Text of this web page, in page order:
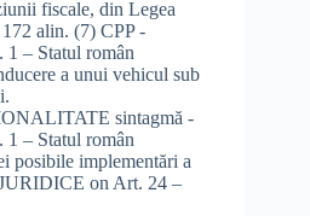
fiscale, din Legea
alin. (7) CPP -
1 – Statul român
a unui vehicul sub
sintagmă -
1 – Statul român
posibile implementări a
on Art. 24 –